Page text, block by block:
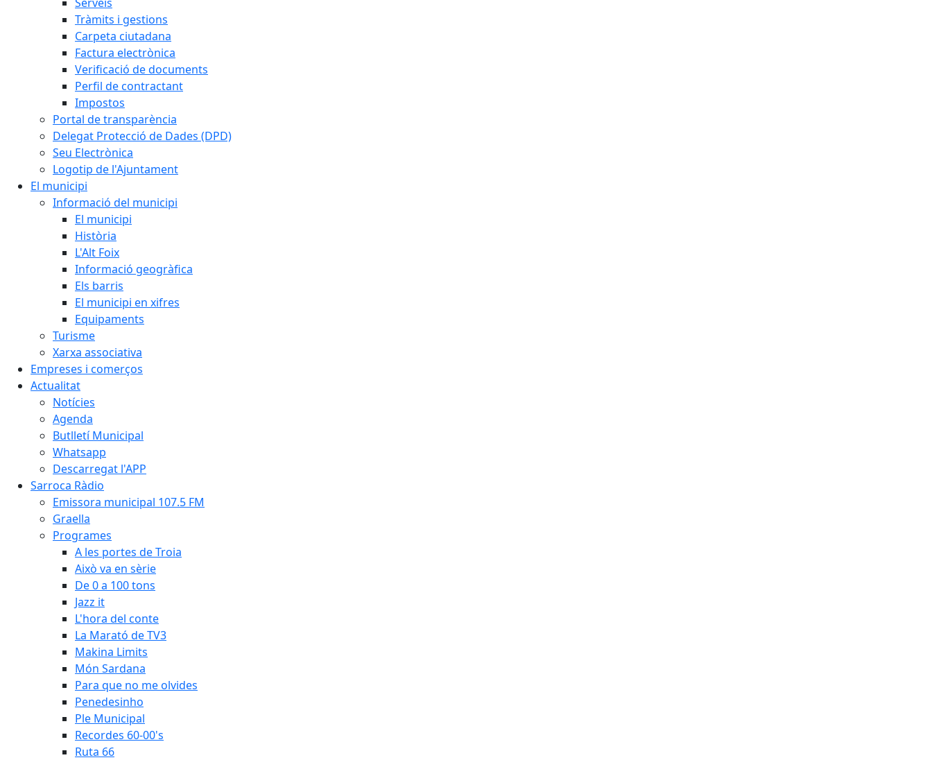
Tràmits i gestions
Carpeta ciutadana
Factura electrònica
Verificació de documents
Perfil de contractant
Impostos
Portal de transparència
Delegat Protecció de Dades (DPD)
Seu Electrònica
Logotip de l'Ajuntament
El municipi
Informació del municipi
El municipi
Història
L'Alt Foix
Informació geogràfica
Els barris
El municipi en xifres
Equipaments
Turisme
Xarxa associativa
Empreses i comerços
Actualitat
Notícies
Agenda
Butlletí Municipal
Whatsapp
Descarregat l'APP
Sarroca Ràdio
Emissora municipal 107.5 FM
Graella
Programes
A les portes de Troia
Això va en sèrie
De 0 a 100 tons
Jazz it
L'hora del conte
La Marató de TV3
Makina Limits
Món Sardana
Para que no me olvides
Penedesinho
Ple Municipal
Recordes 60-00's
Ruta 66